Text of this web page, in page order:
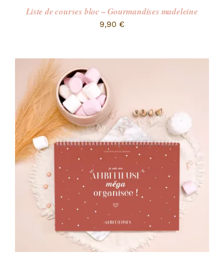
Liste de courses bloc – Gourmandises madeleine
9,90 €